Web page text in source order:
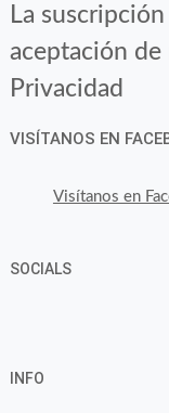
La
aceptación de
Privacidad
VISÍTANOS EN
Visítanos en
SOCIALS
INFO